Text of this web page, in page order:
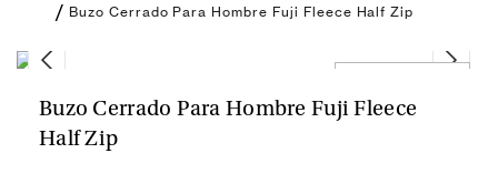
Buzo Cerrado Para Hombre Fuji Fleece Half Zip
Buzo Cerrado Para Hombre Fuji Fleece
Half Zip